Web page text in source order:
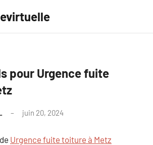
pour Urgence fuite
juin 20, 2024
Urgence fuite toiture à Metz